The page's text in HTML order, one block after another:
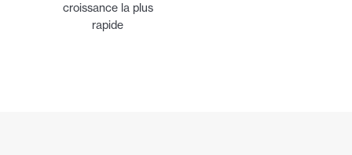
croissance la plus
rapide